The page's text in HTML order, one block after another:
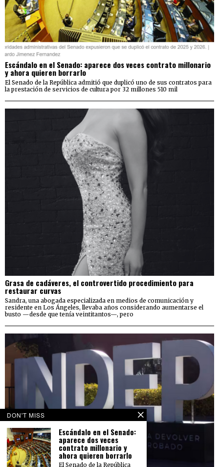
Escándalo en el Senado: aparece dos veces contrato millonario
y ahora quieren borrarlo
El Senado de la República admitió que duplicó uno de sus contratos para
la prestación de servicios de cultura por 32 millones 510 mil
Grasa de cadáveres, el controvertido procedimiento para
restaurar curvas
Sandra, una abogada especializada en medios de comunicación y
residente en Los Ángeles, llevaba años considerando aumentarse el
busto —desde que tenía veintitantos—, pero
DON'T MISS
Escándalo en el Senado:
aparece dos veces
contrato millonario y
ahora quieren borrarlo
El Senado de la República